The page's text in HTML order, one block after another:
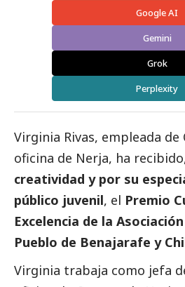
Google AI
Gemini
Grok
Perplexity
Virginia Rivas, empleada de
oficina de Nerja, ha
creatividad y por su
público juvenil, el Premio
Excelencia de la
Pueblo de Benajarafe y
Virginia trabaja como jefa